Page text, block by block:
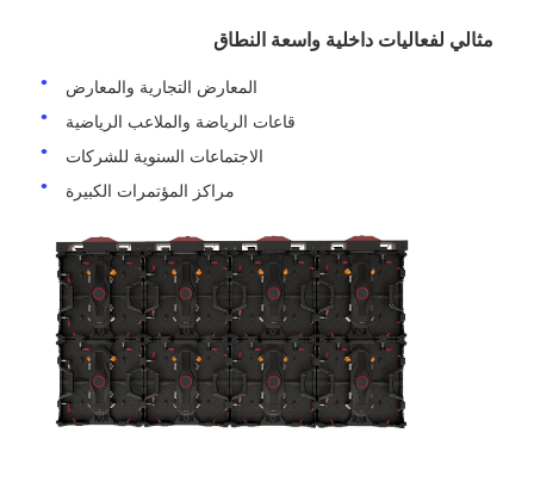
لوحة الإعلانات في الهواء الطلق
مثالي لفعاليات داخلية واسعة النطاق
المعارض التجارية والمعارض
قاعات الرياضة والملاعب الرياضية
الاجتماعات السنوية للشركات
مراكز المؤتمرات الكبيرة